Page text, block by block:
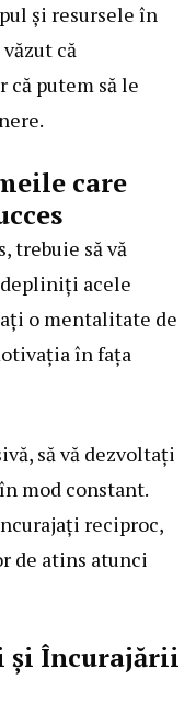
și resursele în
că
că putem să le
care
trebuie să vă
acele
o mentalitate de
în fața
să vă dezvoltați
mod constant.
reciproc,
de atins atunci
și Încurajării